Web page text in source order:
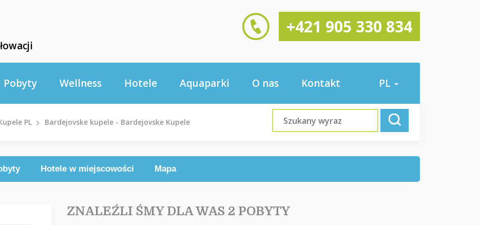
+421 905 330 834
Pobyty Wellness Hotele Aquaparki O nas Kontakt PL
PL Bardejovske kupele - Bardejovske Kupele
Hotele w miejscowości Mapa
ZNALEŹLI ŚMY DLA WAS 2 POBYTY